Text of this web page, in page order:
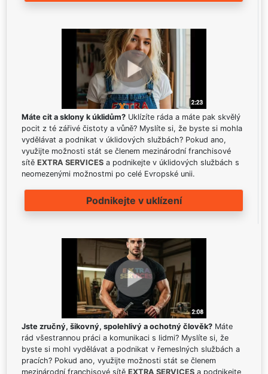
Máte cit a sklony k úklidům? Uklízíte ráda a máte pak skvělý
pocit z té zářivé čistoty a vůně? Myslíte si, že byste si mohla
vydělávat a podnikat v úklidových službách? Pokud ano,
využijte možnosti stát se členem mezinárodní franchisové
sítě EXTRA SERVICES a podnikejte v úklidových službách s
neomezenými možnostmi po celé Evropské unii.
Podnikejte v uklízení
Jste zručný, šikovný, spolehlivý a ochotný člověk? Máte
rád všestrannou práci a komunikaci s lidmi? Myslíte si, že
byste si mohl vydělávat a podnikat v řemeslných službách a
pracích? Pokud ano, využijte možnosti stát se členem
mezinárodní franchisové sítě EXTRA SERVICES a podnikejte